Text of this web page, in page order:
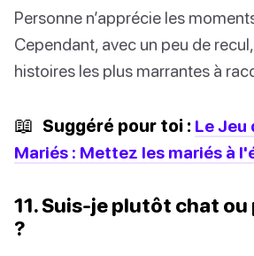
Personne n’apprécie les
Cependant, avec un peu de
histoires les plus marrantes à
📖 Suggéré pour toi : Le Jeu
Mariés : Mettez les mariés à
11. Suis-je plutôt chat
?